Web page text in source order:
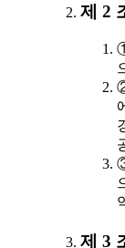
제 2
제 3